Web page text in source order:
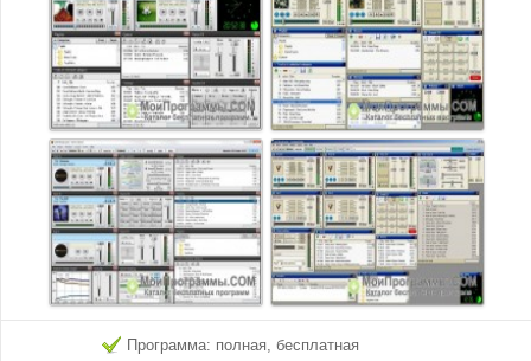
Программа: полная, бесплатная